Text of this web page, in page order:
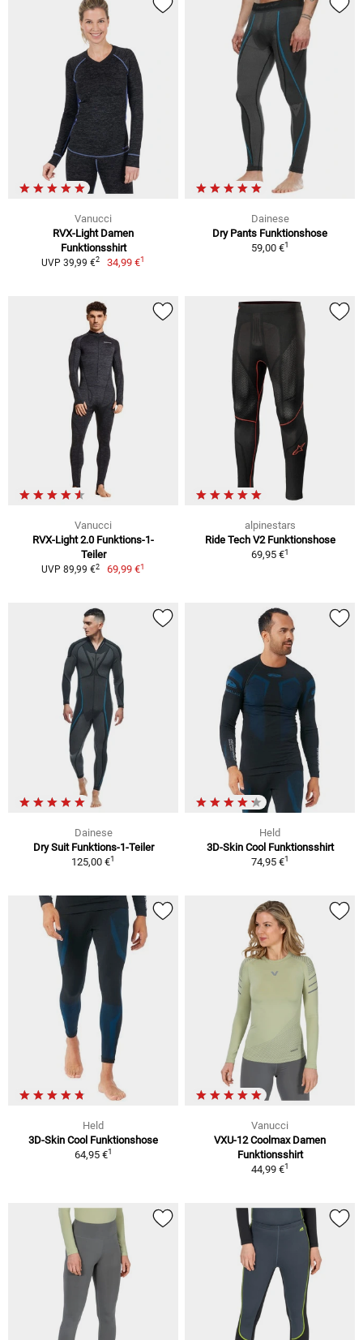
Vanucci
RVX-Light Damen
Funktionsshirt
UVP 39,99 €2 34,99 €1
Dainese
Dry Pants Funktionshose
59,00 €1
Vanucci
RVX-Light 2.0 Funktions-1-
Teiler
UVP 89,99 €2 69,99 €1
alpinestars
Ride Tech V2 Funktionshose
69,95 €1
Dainese
Dry Suit Funktions-1-Teiler
125,00 €1
Held
3D-Skin Cool Funktionsshirt
74,95 €1
Held
3D-Skin Cool Funktionshose
64,95 €1
Vanucci
VXU-12 Coolmax Damen
Funktionsshirt
44,99 €1